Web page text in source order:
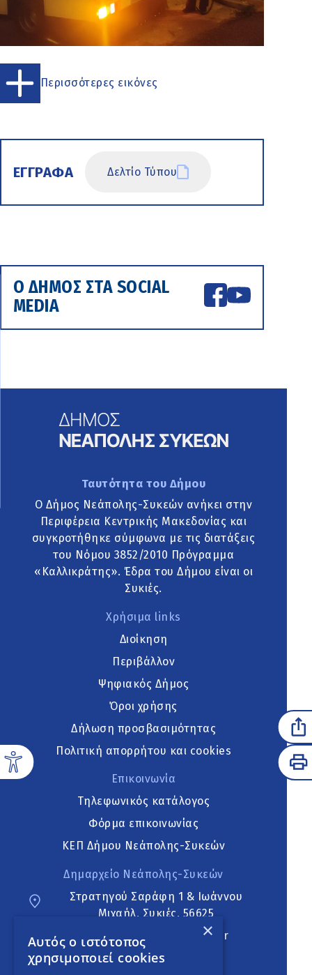
Περισσότερες εικόνες
ΕΓΓΡΑΦΑ Δελτίο Τύπου
Ο ΔΗΜΟΣ ΣΤΑ SOCIAL
MEDIA
Ταυτότητα του Δήμου
Ο Δήμος Νεάπολης-Συκεών ανήκει στην
Περιφέρεια Κεντρικής Μακεδονίας και
συγκροτήθηκε σύμφωνα με τις διατάξεις
του Νόμου 3852/2010 Πρόγραμμα
«Καλλικράτης». Έδρα του Δήμου είναι οι
Συκιές.
Χρήσιμα links
Διοίκηση
Περιβάλλον
Ψηφιακός Δήμος
Όροι χρήσης
Δήλωση προσβασιμότητας
Πολιτική απορρήτου και cookies
Επικοινωνία
Τηλεφωνικός κατάλογος
Φόρμα επικοινωνίας
ΚΕΠ Δήμου Νεάπολης-Συκεών
Δημαρχείο Νεάπολης-Συκεών
Στρατηγού Σαράφη 1 & Ιωάννου
Μιχαήλ, Συκιές, 56625
neapoli.sykies@ddt.gov.gr
Ακολουθήστε
×
Αυτός ο ιστότοπος
χρησιμοποιεί cookies